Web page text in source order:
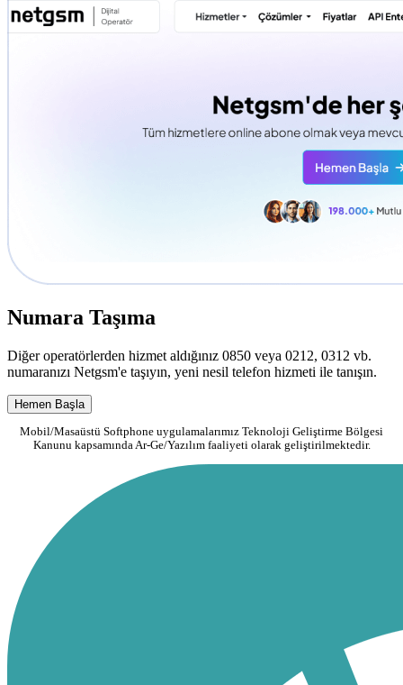
Numara Taşıma
Diğer operatörlerden hizmet aldığınız 0850 veya 0212, 0312 vb.
numaranızı Netgsm'e taşıyın, yeni nesil telefon hizmeti ile tanışın.
Hemen Başla
Mobil/Masaüstü Softphone uygulamalarımız Teknoloji Geliştirme Bölgesi
Kanunu kapsamında Ar-Ge/Yazılım faaliyeti olarak geliştirilmektedir.